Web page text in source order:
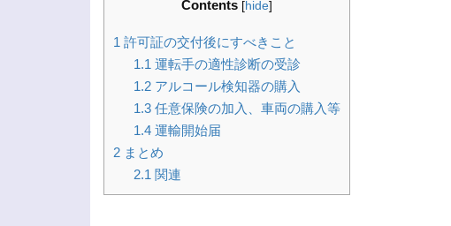
Contents [hide]
1 許可証の交付後にすべきこと
1.1 運転手の適性診断の受診
1.2アルコール検知器の購入
1.3任意保険の加入、車両の購入等
1.4運輸開始届
2 まとめ
2.1 関連